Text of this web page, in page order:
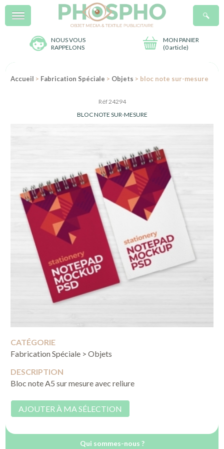
NOUS VOUS
RAPPELONS
MON PANIER
(0 article)
Menu
Accueil > Fabrication Spéciale > Objets > bloc note sur-mesure
Réf 24294
BLOC NOTE SUR-MESURE
CATÉGORIE
Fabrication Spéciale > Objets
DESCRIPTION
Bloc note A5 sur mesure avec reliure
AJOUTER À MA SÉLECTION
Qui sommes-nous ?